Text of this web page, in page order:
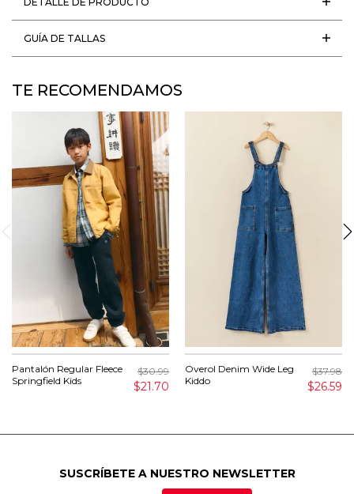
GUÍA DE TALLAS
TE RECOMENDAMOS
Pantalón Regular Fleece
Springfield Kids
$30.99
$21.70
Overol Denim Wide Leg
Kiddo
$37.98
$26.59
SUSCRÍBETE A NUESTRO NEWSLETTER